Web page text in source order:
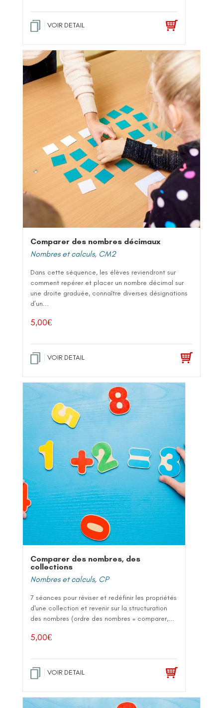
VOIR DETAIL
Comparer des nombres décimaux
Nombres et calculs, CM2
Dans cette séquence, les élèves reviendront sur
comment repérer et placer un nombre décimal sur
une droite graduée, connaître diverses désignations
d’un...
5,00€
VOIR DETAIL
Comparer des nombres, des
collections
Nombres et calculs, CP
7 séances pour réviser et redéfinir les propriétés
d'une collection et revenir sur la structuration
des nombres (ordre des nombres = comparer,...
5,00€
VOIR DETAIL